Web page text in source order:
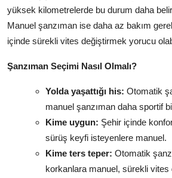
yüksek kilometrelerde bu durum daha
Manuel şanzıman ise daha az bakım
içinde sürekli vites değiştirmek yorucu
Şanzıman Seçimi Nasıl Olmalı?
Yolda yaşattığı his: Otomatik
manuel şanzıman daha sportif
Kime uygun: Şehir içinde
sürüş keyfi isteyenlere manuel.
Kime ters teper: Otomatik
korkanlara manuel, sürekli